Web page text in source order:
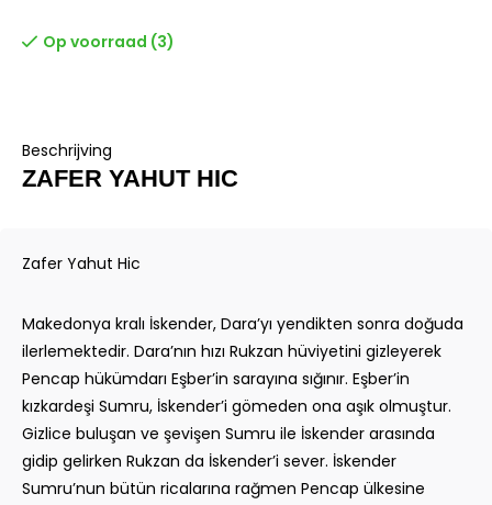
Op voorraad (3)
Beschrijving
ZAFER YAHUT HIC
Zafer Yahut Hic
Makedonya kralı İskender, Dara’yı yendikten sonra doğuda
ilerlemektedir. Dara’nın hızı Rukzan hüviyetini gizleyerek
Pencap hükümdarı Eşber’in sarayına sığınır. Eşber’in
kızkardeşi Sumru, İskender’i gömeden ona aşık olmuştur.
Gizlice buluşan ve şevişen Sumru ile İskender arasında
gidip gelirken Rukzan da İskender’i sever. İskender
Sumru’nun bütün ricalarına rağmen Pencap ülkesine